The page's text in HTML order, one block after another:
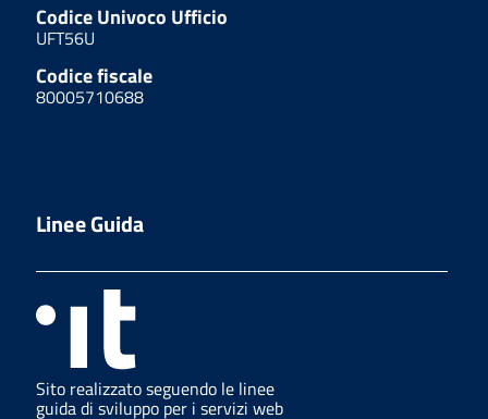
Codice Univoco Ufficio
UFT56U
Codice fiscale
80005710688
Linee Guida
Sito realizzato seguendo le linee
guida di sviluppo per i servizi web